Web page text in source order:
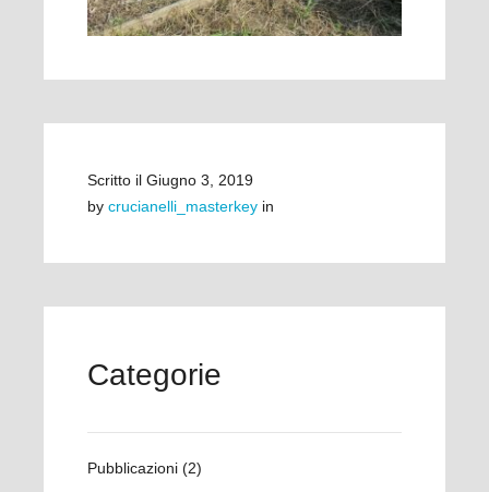
Scritto il Giugno 3, 2019
by crucianelli_masterkey in
Categorie
Pubblicazioni (2)